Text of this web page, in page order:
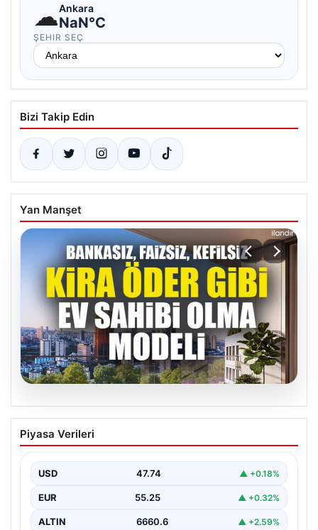
☁Ankara
NaN°C
ŞEHIR SEÇ
Bizi Takip Edin
Yan Manşet
07.08.2026
DAP Yapı’dan bir ilk! Emlak Konut
güvencesi Dap vizyonuyla kendi
{"title": "DAP Yapı’dan Bir İlk: Güvence ve Vizyonla Kendi
Piyasa Verileri
USD 47.74 ▲ +0.18%
EUR 55.25 ▲ +0.32%
ALTIN 6660.6 ▲ +2.59%